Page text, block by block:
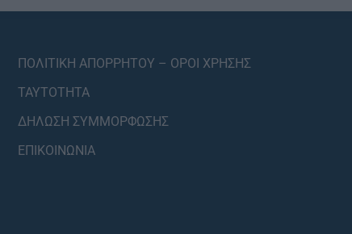
ΠΟΛΙΤΙΚΗ ΑΠΟΡΡΗΤΟΥ – ΟΡΟΙ ΧΡΗΣΗΣ
ΤΑΥΤΟΤΗΤΑ
ΔΗΛΩΣΗ ΣΥΜΜΟΡΦΩΣΗΣ
ΕΠΙΚΟΙΝΩΝΙΑ